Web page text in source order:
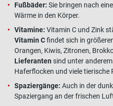
Fußbäder: Sie bringen nach
Wärme in den Körper.
Vitamine: Vitamin C und Zink
Vitamin Cfindet sich in
Orangen, Kiwis, Zitronen,
Lieferanten sind unter
Haferflocken und viele tierische
Spaziergänge: Auch in der
Spaziergang an der frischen